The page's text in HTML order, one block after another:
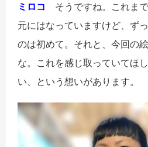
ミロコ そうですね。これま
元にはなっていますけど、ず
のは初めて。それと、今回の
な。これを感じ取っていてほ
い、という想いがあります。